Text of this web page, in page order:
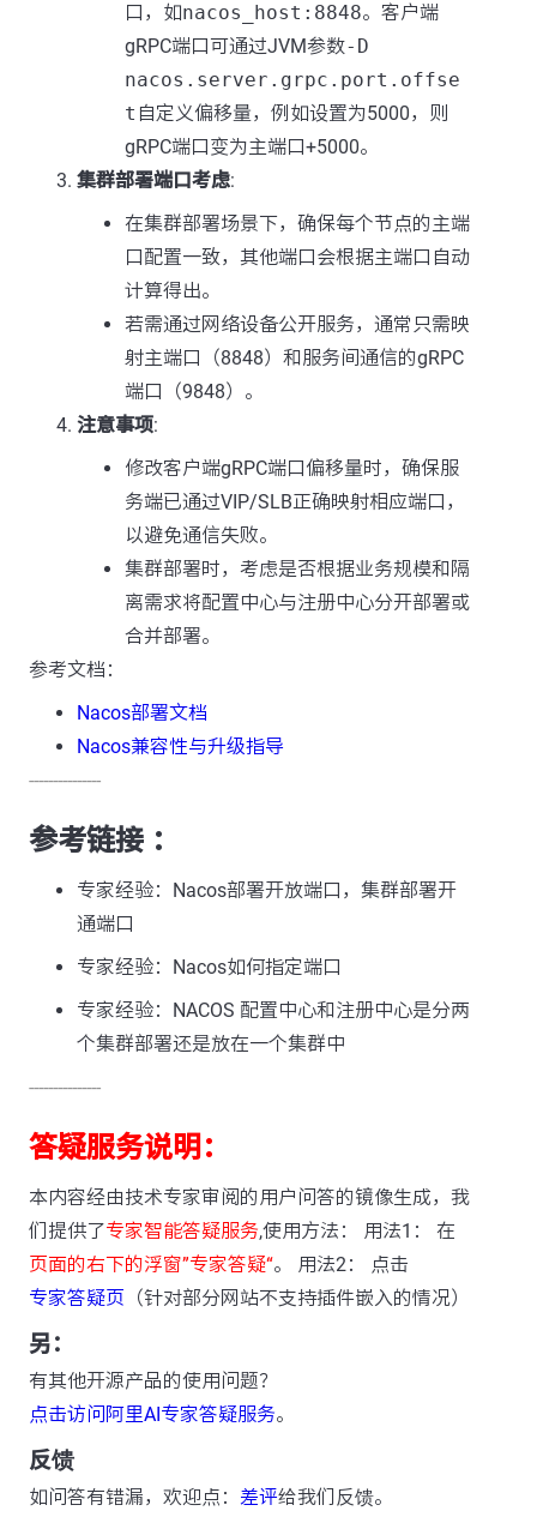
口，如nacos_host:8848。客户端
gRPC端口可通过JVM参数-D
nacos.server.grpc.port.offse
t 自定义偏移量，例如设置为5000，则
gRPC端口变为主端口+5000。
集群部署端口考虑:
在集群部署场景下，确保每个节点的主端
口配置一致，其他端口会根据主端口自动
计算得出。
若需通过网络设备公开服务，通常只需映
射主端口（8848）和服务间通信的gRPC
端口（9848）。
注意事项:
修改客户端gRPC端口偏移量时，确保服
务端已通过VIP/SLB正确映射相应端口，
以避免通信失败。
集群部署时，考虑是否根据业务规模和隔
离需求将配置中心与注册中心分开部署或
合并部署。
参考文档：
Nacos部署文档
Nacos兼容性与升级指导
---------------
参考链接 ：
专家经验：Nacos部署开放端口，集群部署开
通端口
专家经验：Nacos如何指定端口
专家经验：NACOS 配置中心和注册中心是分两
个集群部署还是放在一个集群中
---------------
答疑服务说明：
本内容经由技术专家审阅的用户问答的镜像生成，我
们提供了专家智能答疑服务,使用方法： 用法1： 在
页面的右下的浮窗”专家答疑“。 用法2： 点击
专家答疑页 （针对部分网站不支持插件嵌入的情况）
另：
有其他开源产品的使用问题？
点击访问阿里AI专家答疑服务。
反馈
如问答有错漏，欢迎点： 差评给我们反馈。